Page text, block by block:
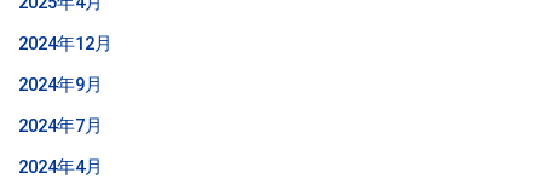
2024年12月
2024年9月
2024年7月
2024年4月